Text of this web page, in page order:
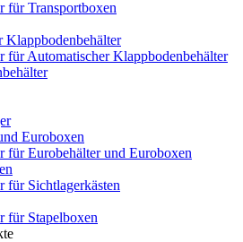
für Transportboxen
Klappbodenbehälter
für Automatischer Klappbodenbehälter
Euroboxen
für Eurobehälter und Euroboxen
für Sichtlagerkästen
für Stapelboxen